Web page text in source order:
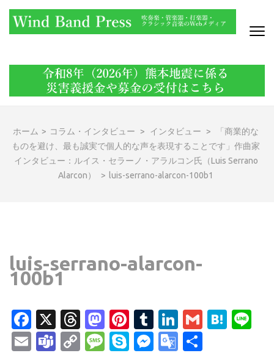
(Enter
ホーム > コラム・インタビュー > インタビュー >
「商業的な
ものを避け、最も誠実で個人的な声を表現することです」作曲家
インタビュー：ルイス・セラーノ・アラルコン氏（Luis Serrano
Alarcon）
> luis-serrano-alarcon-100b1
luis-serrano-alarcon-
100b1
Facebook
X Threads
Mastodon
Pinterest
Tumblr
LinkedIn
Gmail
EmailTeams
CopyMessage
SkypeMessenger
Google